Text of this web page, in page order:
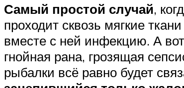
Самый простой случай,
проходит сквозь мягкие
вместе с ней инфекцию. А
гнойная рана, грозящая
рыбалки всё равно будет